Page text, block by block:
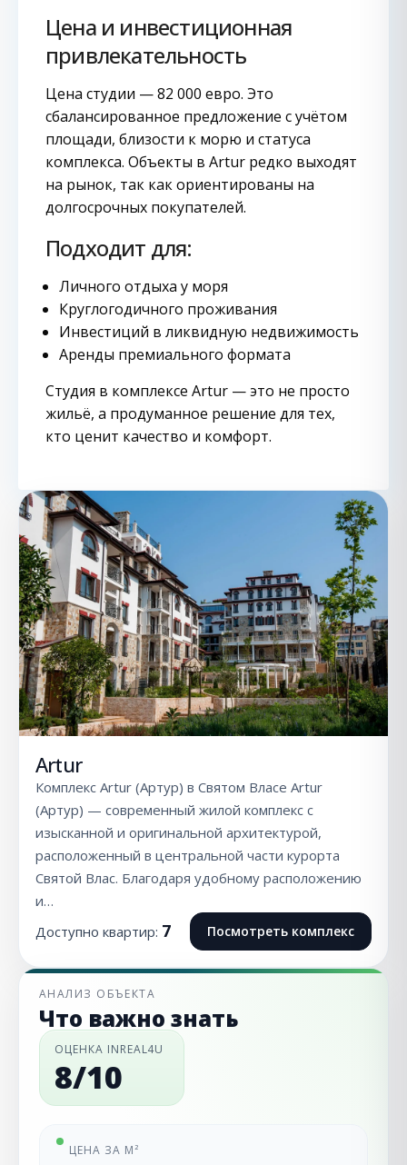
Цена и инвестиционная
привлекательность
Цена студии — 82 000 евро. Это
сбалансированное предложение с учётом
площади, близости к морю и статуса
комплекса. Объекты в Artur редко выходят
на рынок, так как ориентированы на
долгосрочных покупателей.
Подходит для:
Личного отдыха у моря
Круглогодичного проживания
Инвестиций в ликвидную недвижимость
Аренды премиального формата
Студия в комплексе Artur — это не просто
жильё, а продуманное решение для тех,
кто ценит качество и комфорт.
Artur
Комплекс Artur (Артур) в Святом Власе Artur
(Артур) — современный жилой комплекс с
изысканной и оригинальной архитектурой,
расположенный в центральной части курорта
Святой Влас. Благодаря удобному расположению
и…
Доступно квартир: 7 Посмотреть комплекс
АНАЛИЗ ОБЪЕКТА
Что важно знать
ОЦЕНКА INREAL4U
8/10
ЦЕНА ЗА М²